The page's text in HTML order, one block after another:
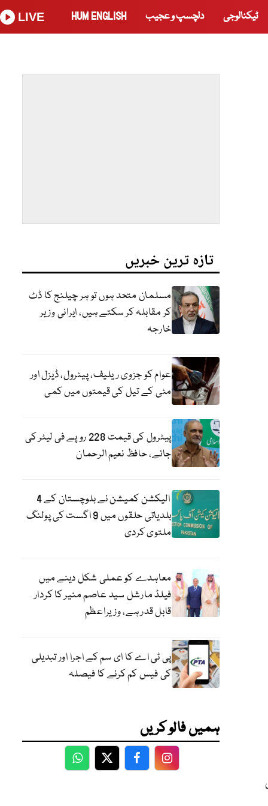
ٹیکنالوجی دلچسپ و عجیب HUM ENGLISH
LIVE
تازہ ترین خبریں
مسلمان متحد ہوں تو ہر چیلنج کا ڈٹ
کر مقابلہ کر سکتے ہیں، ایرانی وزیر
خارجہ
عوام کو جزوی ریلیف، پیٹرول، ڈیزل اور
مٹی کے تیل کی قیمتوں میں کمی
پیٹرول کی قیمت 228 روپے فی لیٹر کی
جائے، حافظ نعیم الرحمان
الیکشن کمیشن نے بلوچستان کے 4
بلدیاتی حلقوں میں 9 اگست کی پولنگ
ملتوی کردی
معاہدے کو عملی شکل دینے میں
فیلڈ مارشل سید عاصم منیر کا کردار
قابل قدر ہے، وزیراعظم
پی ٹی اے کا ای سم کے اجرا اور تبدیلی
کی فیس کم کرنے کا فیصلہ
ہمیں فالو کریں
WhatsApp
TwitterFacebookFacebook